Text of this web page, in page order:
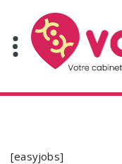
contenu
[easyjobs]